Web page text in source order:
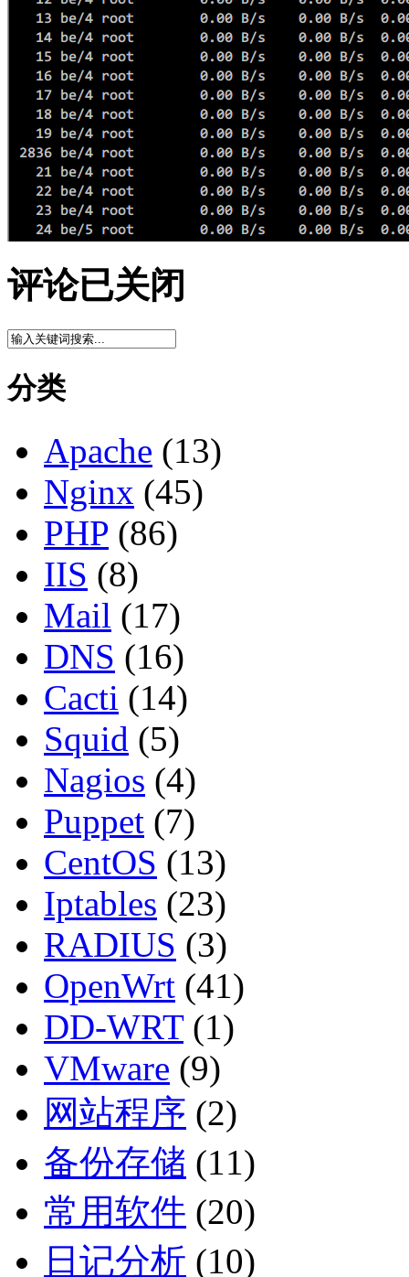
评论已关闭
分类
Apache (13)
Nginx (45)
PHP (86)
IIS (8)
Mail (17)
DNS (16)
Cacti (14)
Squid (5)
Nagios (4)
Puppet (7)
CentOS (13)
Iptables (23)
RADIUS (3)
OpenWrt (41)
DD-WRT(1)
VMware (9)
网站程序 (2)
备份存储 (11)
常用软件 (20)
日记分析 (10)